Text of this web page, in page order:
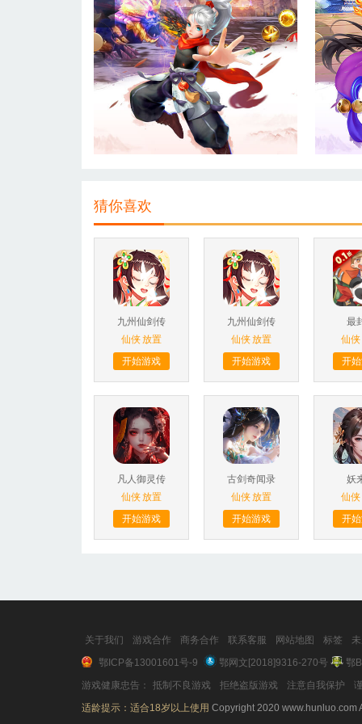
猜你喜欢
九州仙剑传
仙侠放置
开始游戏
九州仙剑传
仙侠放置
开始游戏
最
仙侠
开
凡人御灵传
仙侠放置
开始游戏
古剑奇闻录
仙侠放置
开始游戏
妖
仙侠
开
关于我们 游戏合作 商务合作 联系客服 网站地图 标签
鄂ICP备13001601号-9
鄂网文[2018]9316-270号
鄂
游戏健康忠告：
抵制不良游戏 拒绝盗版游戏 注意自我保护
适龄提示：适合18岁以上使用 Copyright 2020 www.hunluo.com